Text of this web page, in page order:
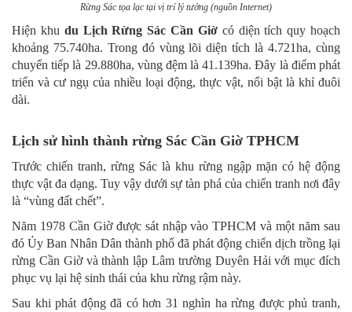
Rừng Sác tọa lạc tại vị trí lý tưởng (nguồn Internet)
Hiện khu du Lịch Rừng Sác Cần Giờcó diện tích quy hoạch
khoảng 75.740ha. Trong đó vùng lõi diện tích là 4.721ha, cùng
chuyển tiếp là 29.880ha, vùng đệm là 41.139ha. Đây là điểm phát
triển và cư ngụ của nhiều loại động, thực vật, nổi bật là khỉ đuôi
dài.
Lịch sử hình thành rừng Sác Cần Giờ TPHCM
Trước chiến tranh, rừng Sác là khu rừng ngập mặn có hệ động
thực vật đa dạng. Tuy vậy dưới sự tàn phá của chiến tranh nơi đây
là “vùng đất chết”.
Năm 1978 Cần Giờ được sát nhập vào TPHCM và một năm sau
đó Ủy Ban Nhân Dân thành phố đã phát động chiến dịch trồng lại
rừng Cần Giờ và thành lập Lâm trường Duyên Hải với mục đích
phục vụ lại hệ sinh thái của khu rừng rậm này.
Sau khi phát động đã có hơn 31 nghìn ha rừng được phủ tranh,